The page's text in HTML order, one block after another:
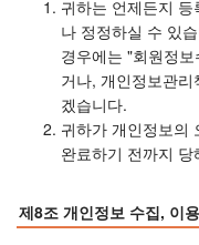
귀하는 언제든지
나 정정하실 수 있
경우에는 "회원정
거나, 개인정보관
겠습니다.
귀하가 개인정보의
완료하기 전까지
제8조 개인정보 수집, 이